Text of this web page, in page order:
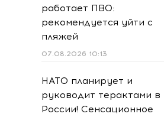
работает ПВО:
рекомендуется уйти с
пляжей
07.08.2026 10:13
НАТО планирует и
руководит терактами в
России! Сенсационное